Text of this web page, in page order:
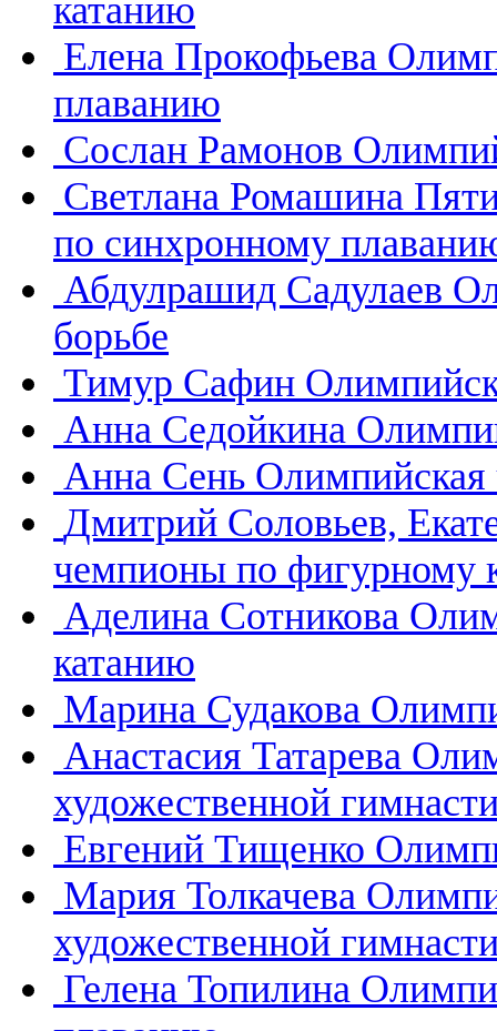
катанию
Елена Прокофьева
плаванию
Сослан Рамонов
Светлана Ромашина
по синхронному
Абдулрашид Садулаев
борьбе
Тимур Сафин
Анна Седойкина
Анна Сень Олимпийская
Дмитрий Соловьев,
чемпионы по фигурному
Аделина Сотникова
катанию
Марина Судакова
Анастасия Татарева
художественной
Евгений Тищенко
Мария Толкачева
художественной
Гелена Топилина